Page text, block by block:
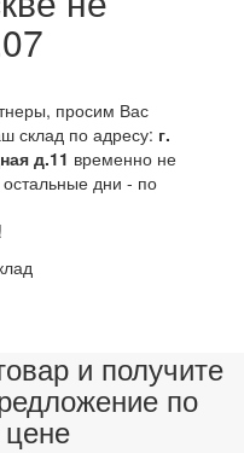
просим Вас
склад по адресу: г.
д.11 временно не
остальные дни - по
и получите
по